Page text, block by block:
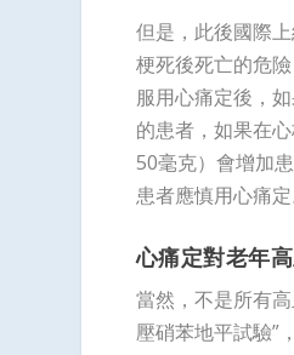
但是，此後國際
梗死後死亡的危
服用心痛定後，
的患者，如果在
50毫克）會增加
患者應慎用心痛定
心痛定對老年
當然，不是所有
壓硝苯地平試驗”